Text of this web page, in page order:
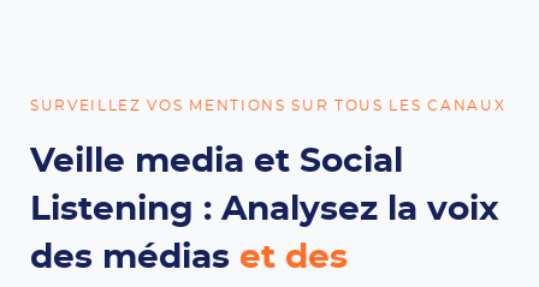
SURVEILLEZ VOS MENTIONS SUR TOUS LES CANAUX
Veille media et Social
Listening : Analysez la voix
des médias et des